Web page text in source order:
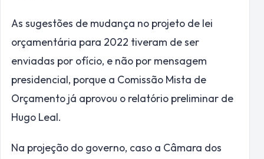
As sugestões de mudança no projeto de lei
orçamentária para 2022 tiveram de ser
enviadas por ofício, e não por mensagem
presidencial, porque a Comissão Mista de
Orçamento já aprovou o relatório preliminar de
Hugo Leal.
Na projeção do governo, caso a Câmara dos